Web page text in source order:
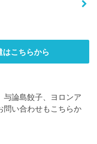
こちらから
与論島餃子、ヨロンア
問い合わせもこちらか